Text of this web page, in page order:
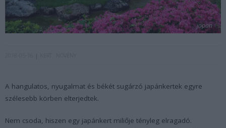
japan
A hangulatos, nyugalmat és békét sugárzó japánkertek egyre
szélesebb körben elterjedtek.
Nem csoda, hiszen egy japánkert miliője tényleg elragadó.